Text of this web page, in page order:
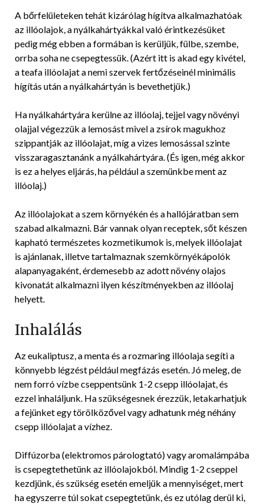
A bőrfelületeken tehát kizárólag hígítva alkalmazhatóak
az illóolajok, a nyálkahártyákkal való érintkezésüket
pedig még ebben a formában is kerüljük, fülbe, szembe,
orrba soha ne csepegtessük. (Azért itt is akad egy kivétel,
a teafa illóolajat a nemi szervek fertőzéseinél minimális
hígítás után a nyálkahártyán is bevethetjük.)
Ha nyálkahártyára kerülne az illóolaj, tejjel vagy növényi
olajjal végezzük a lemosást mivel a zsírok magukhoz
szippantják az illóolajat, míg a vizes lemosással szinte
visszaragasztanánk a nyálkahártyára. (És igen, még akkor
is ez a helyes eljárás, ha például a szemünkbe ment az
illóolaj.)
Az illóolajokat a szem környékén és a hallójáratban sem
szabad alkalmazni. Bár vannak olyan receptek, sőt készen
kapható természetes kozmetikumok is, melyek illóolajat
is ajánlanak, illetve tartalmaznak szemkörnyékápolók
alapanyagaként, érdemesebb az adott növény olajos
kivonatát alkalmazni ilyen készítményekben az illóolaj
helyett.
Inhalálás
Az eukaliptusz, a menta és a rozmaring illóolaja segíti a
könnyebb légzést például megfázás esetén. Jó meleg, de
nem forró vízbe cseppentsünk 1-2 csepp illóolajat, és
ezzel inhaláljunk. Ha szükségesnek érezzük, letakarhatjuk
a fejünket egy törölközővel vagy adhatunk még néhány
csepp illóolajat a vízhez.
Diffúzorba (elektromos párologtató) vagy aromalámpába
is csepegtethetünk az illóolajokból. Mindig 1-2 cseppel
kezdjünk, és szükség esetén emeljük a mennyiséget, mert
ha egyszerre túl sokat csepegtetünk, és ez utólag derül ki,